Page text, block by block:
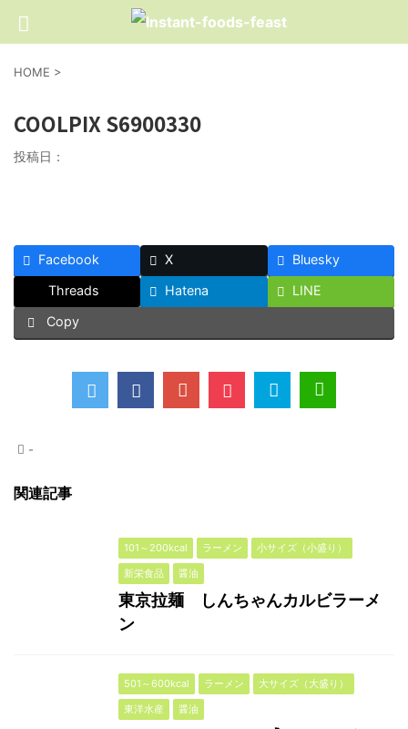
HOME >
COOLPIX S6900330
投稿日：
Facebook X
Bluesky
Threads
Hatena
LINE
Copy
-
関連記事
101～200kcal ラーメン
小サイズ（小盛り）
新栄食品
醤油
東京拉麺 しんちゃんカルビラーメ
ン
501～600kcal ラーメン
大サイズ（大盛り）
東洋水産
醤油